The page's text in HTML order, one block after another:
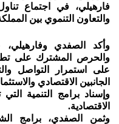
فارهيلي، في اجتماع
والتعاون التنموي بين
وأكد الصفدي وفارهيلي،
والحرص المشترك على
على استمرار التواصل
الجانبين الاقتصادي
وإسناد برامج التنمية
الاقتصادية.
وثمن الصفدي، برامج